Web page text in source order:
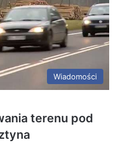
Wiadomości
terenu pod